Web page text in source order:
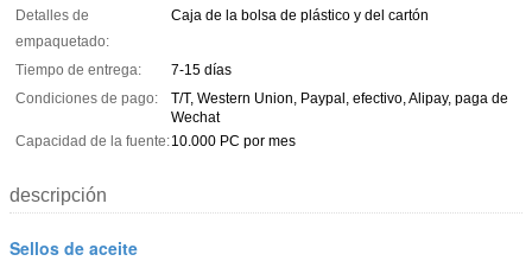
Detalles de
empaquetado:
Caja de la bolsa de plástico y del cartón
Tiempo de entrega:
7-15 días
Condiciones de pago:
T/T, Western Union, Paypal, efectivo, Alipay, paga de
Wechat
Capacidad de la fuente:10.000 PC por mes
descripción
Sellos de aceite